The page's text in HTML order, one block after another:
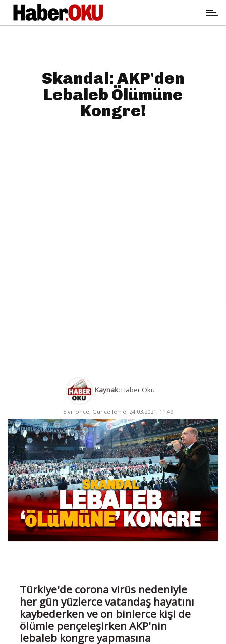
Skandal: AKP'den
Lebaleb Ölümüne
Kongre!
Kaynak:Haber Oku
5 yıl önce, Güncelleme: 24.03.2021, 11:49
Türkiye'de corona virüs nedeniyle
her gün yüzlerce vatandaş hayatını
kaybederken ve on binlerce kişi de
ölümle pençeleşirken AKP'nin
lebaleb kongre yapmasına